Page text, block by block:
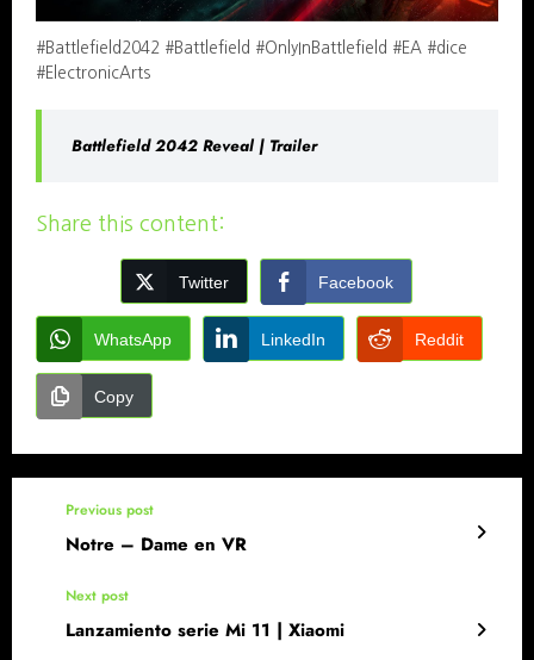
#Battlefield2042 #Battlefield #OnlyInBattlefield #EA #dice
#ElectronicArts
Battlefield 2042 Reveal | Trailer
Share this content:
Twitter Facebook
WhatsApp LinkedIn Reddit
Copy
Previous post
Notre – Dame en VR
Next post
Lanzamiento serie Mi 11 | Xiaomi